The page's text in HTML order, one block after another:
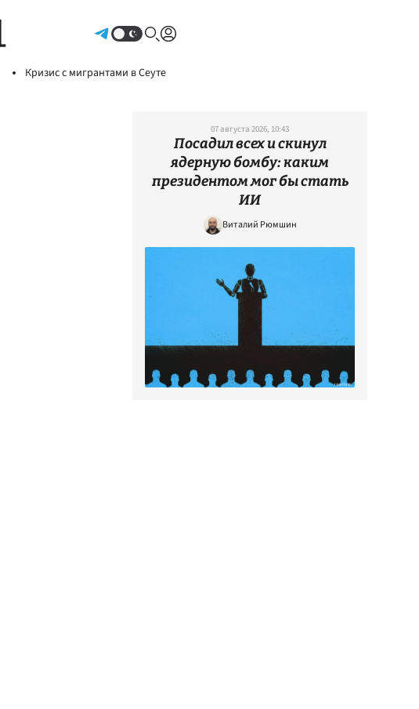
Кризис с мигрантами в Сеуте
07 августа 2026, 10:43
Посадил всех и скинул
ядерную бомбу: каким
президентом мог бы стать
ИИ
Виталий Рюмшин